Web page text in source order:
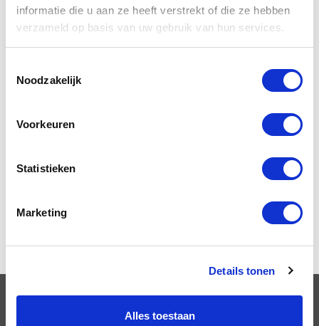
informatie die u aan ze heeft verstrekt of die ze hebben
verzameld op basis van uw gebruik van hun services.
Noodzakelijk
Voorkeuren
Statistieken
Marketing
Details tonen
Alles toestaan
Klasse 7 herhaling
Basis + Klasse 7
Basis + Klasse 1 + Klasse 7 Herhaling
Overige ADR